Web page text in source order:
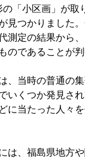
の「小区画」が
見つかりました
測定の結果から
のであることが判
、当時の普通の
いくつか発見さ
に当たった人々
は、福島県地方